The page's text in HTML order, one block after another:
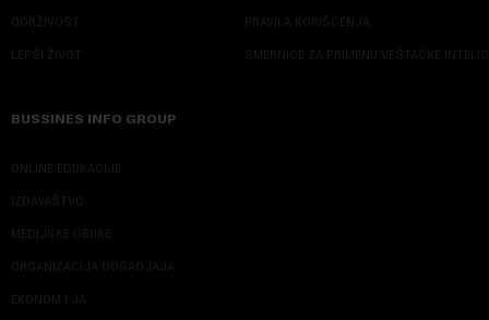
ODRŽIVOST
LEPŠI ŽIVOT
PRAVILA KORIŠĆENJA
SMERNICE ZA PRIMENU VEŠTAČKE
BUSSINES INFO GROUP
ONLINE EDUKACIJE
IZDAVAŠTVO
MEDIJSKE OBUKE
ORGANIZACIJA DOGADJAJA
EKONOM I JA